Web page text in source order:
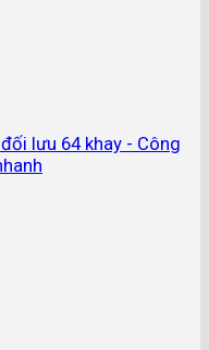
lưu 64 khay - Công